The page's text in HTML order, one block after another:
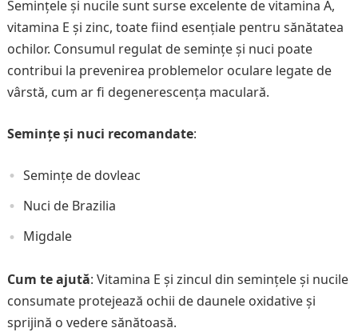
Semințele și nucile sunt surse excelente de vitamina A,
vitamina E și zinc, toate fiind esențiale pentru sănătatea
ochilor. Consumul regulat de semințe și nuci poate
contribui la prevenirea problemelor oculare legate de
vârstă, cum ar fi degenerescența maculară.
Semințe și nuci recomandate:
Semințe de dovleac
Nuci de Brazilia
Migdale
Cum te ajută: Vitamina E și zincul din semințele și nucile
consumate protejează ochii de daunele oxidative și
sprijină o vedere sănătoasă.